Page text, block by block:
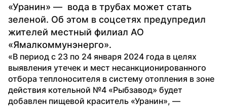
«Уранин» —  вода в трубах может стать
зеленой. Об этом в соцсетях предупредил
жителей местный филиал АО
«Ямалкоммунэнерго».
«В период с 23 по 24 января 2024 года в целях
выявления утечек и мест несанкционированного
отбора теплоносителя в систему отопления в зоне
действия котельной №4 «Рыбзавод» будет